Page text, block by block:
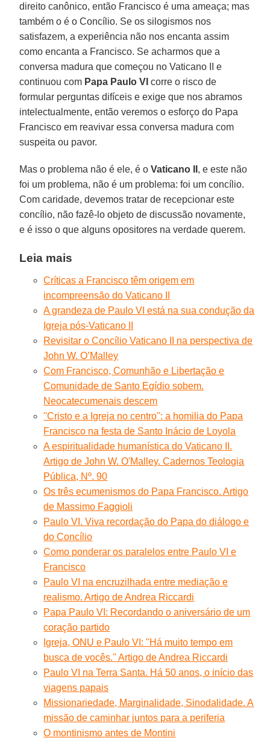
direito canônico, então Francisco é uma ameaça; mas
também o é o Concílio. Se os silogismos nos
satisfazem, a experiência não nos encanta assim
como encanta a Francisco. Se acharmos que a
conversa madura que começou no Vaticano II e
continuou com Papa Paulo VI corre o risco de
formular perguntas difíceis e exige que nos abramos
intelectualmente, então veremos o esforço do Papa
Francisco em reavivar essa conversa madura com
suspeita ou pavor.
Mas o problema não é ele, é o Vaticano II , e este não
foi um problema, não é um problema: foi um concílio.
Com caridade, devemos tratar de recepcionar este
concílio, não fazê-lo objeto de discussão novamente,
e é isso o que alguns opositores na verdade querem.
Leia mais
Críticas a Francisco têm origem em
incompreensão do Vaticano II
A grandeza de Paulo VI está na sua condução da
Igreja pós-Vaticano II
Revisitar o Concílio Vaticano II na perspectiva de
John W. O’Malley
Com Francisco, Comunhão e Libertação e
Comunidade de Santo Egídio sobem.
Neocatecumenais descem
''Cristo e a Igreja no centro'': a homilia do Papa
Francisco na festa de Santo Inácio de Loyola
A espiritualidade humanística do Vaticano II.
Artigo de John W. O'Malley. Cadernos Teologia
Pública, Nº. 90
Os três ecumenismos do Papa Francisco. Artigo
de Massimo Faggioli
Paulo VI. Viva recordação do Papa do diálogo e
do Concílio
Como ponderar os paralelos entre Paulo VI e
Francisco
Paulo VI na encruzilhada entre mediação e
realismo. Artigo de Andrea Riccardi
Papa Paulo VI: Recordando o aniversário de um
coração partido
Igreja, ONU e Paulo VI: ''Há muito tempo em
busca de vocês.'' Artigo de Andrea Riccardi
Paulo VI na Terra Santa. Há 50 anos, o início das
viagens papais
Missionariedade, Marginalidade, Sinodalidade. A
missão de caminhar juntos para a periferia
O montinismo antes de Montini